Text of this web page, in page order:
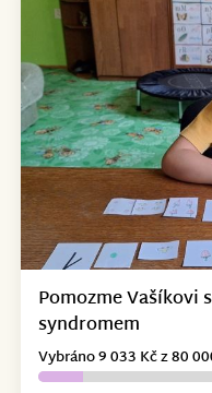
Pomozme Vašíkovi
syndromem
Vybráno 9 033 Kč z 80